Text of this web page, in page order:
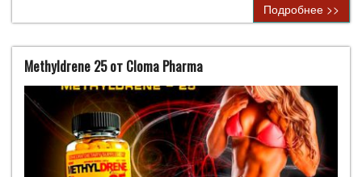
Подробнее >>
Methyldrene 25 от Cloma Pharma